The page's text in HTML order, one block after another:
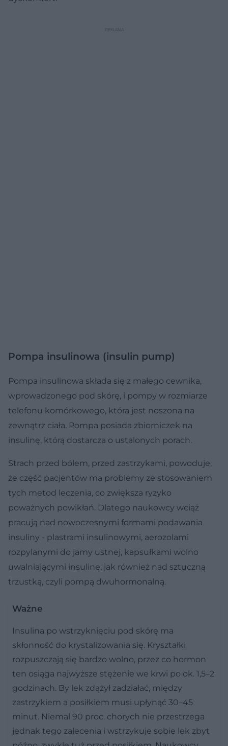
Pompa insulinowa (insulin pump)
Pompa insulinowa składa się z małego cewnika,
wprowadzonego pod skórę, i pompy w rozmiarze
telefonu komórkowego, która jest noszona na
zewnątrz ciała. Pompa posiada zbiorniczek na
insulinę, którą dostarcza o ustalonych porach.
Strach przed bólem, przed zastrzykami, powoduje,
że część pacjentów ma problemy ze stosowaniem
tych metod leczenia, co zwiększa ryzyko
poważnych powikłań. Dlatego naukowcy wciąż
pracują nad nowoczesnymi formami podawania
insuliny - plastrami insulinowymi, aerozolami
rozpylanymi do jamy ustnej, kapsułkami wolno
uwalniającymi insulinę, jak również nad sztuczną
trzustką, czyli pompą dwuhormonalną.
Ważne
Insulina po wstrzyknięciu pod skórę ma
skłonność do krystalizowania się. Kryształki
rozpuszczają się bardzo wolno, przez co hormon
ten osiąga najwyższe stężenie we krwi po ok. 1,5–2
godzinach. By lek zdążył zadziałać, między
zastrzykiem a posiłkiem musi upłynąć 30–45
minut. Niemal 90 proc. chorych nie przestrzega
jednak tego zalecenia i wstrzykuje sobie lek zbyt